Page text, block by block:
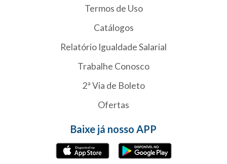
Termos de Uso
Catálogos
Relatório Igualdade Salarial
Trabalhe Conosco
2ª Via de Boleto
Ofertas
Baixe já nosso APP